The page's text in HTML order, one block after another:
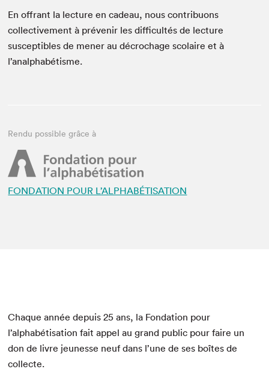
En offrant la lecture en cadeau, nous contribuons
collectivement à prévenir les difficultés de lecture
susceptibles de mener au décrochage scolaire et à
l’analphabétisme.
Rendu possible grâce à
FONDATION POUR L’ALPHABÉTISATION
Chaque année depuis 25 ans, la Fondation pour
l’alphabétisation fait appel au grand public pour faire un
don de livre jeunesse neuf dans l’une de ses boîtes de
collecte.